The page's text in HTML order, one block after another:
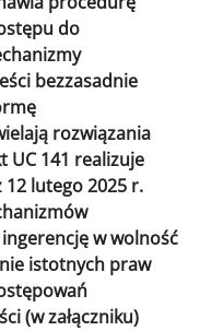
do
bezzasadnie
rozwiązania
UC 141 realizuje
12 lutego 2025 r.
w wolność
istotnych praw
(w załączniku)